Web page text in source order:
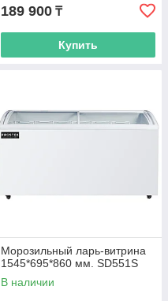
189 900 ₸
Купить
Морозильный ларь-витрина
1545*695*860 мм. SD551S
В наличии